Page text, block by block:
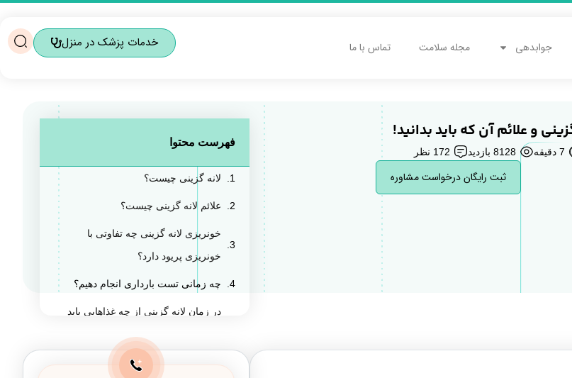
جوابدهی مجله سلامت تماس با ما خدمات پزشک در منزل
7 دقیقه 8128 بازدید 172 نظر
ثبت رایگان درخواست مشاوره
فهرست محتوا
لانه گزینی چیست؟
علائم لانه گزینی چیست؟
خونریزی لانه گزینی چه تفاوتی با
خونریزی پریود دارد؟
چه زمانی تست بارداری انجام دهیم؟
در زمان لانه گزینی از چه غذاهایی باید